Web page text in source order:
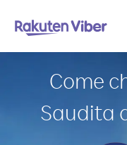
Come
Saudita